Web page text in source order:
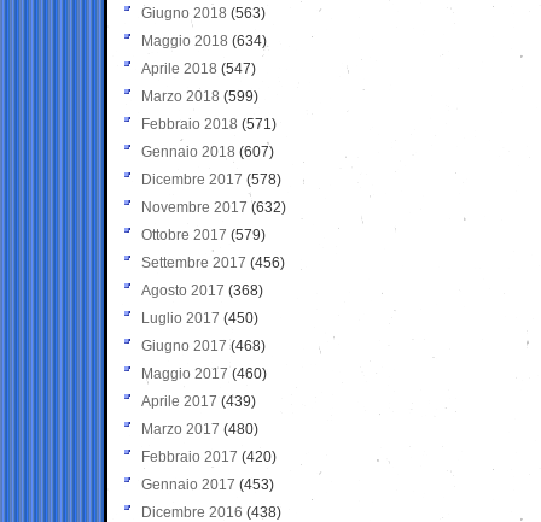
Giugno 2018 (563)
Maggio 2018 (634)
Aprile 2018 (547)
Marzo 2018 (599)
Febbraio 2018 (571)
Gennaio 2018 (607)
Dicembre 2017 (578)
Novembre 2017 (632)
Ottobre 2017 (579)
Settembre 2017 (456)
Agosto 2017 (368)
Luglio 2017 (450)
Giugno 2017 (468)
Maggio 2017 (460)
Aprile 2017 (439)
Marzo 2017 (480)
Febbraio 2017 (420)
Gennaio 2017 (453)
Dicembre 2016 (438)